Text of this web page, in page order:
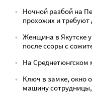
Ночной разбой на
прохожих и требуют
Женщина в Якутске
после ссоры с
На Среднетюнгском
Ключ в замке, окно
машину